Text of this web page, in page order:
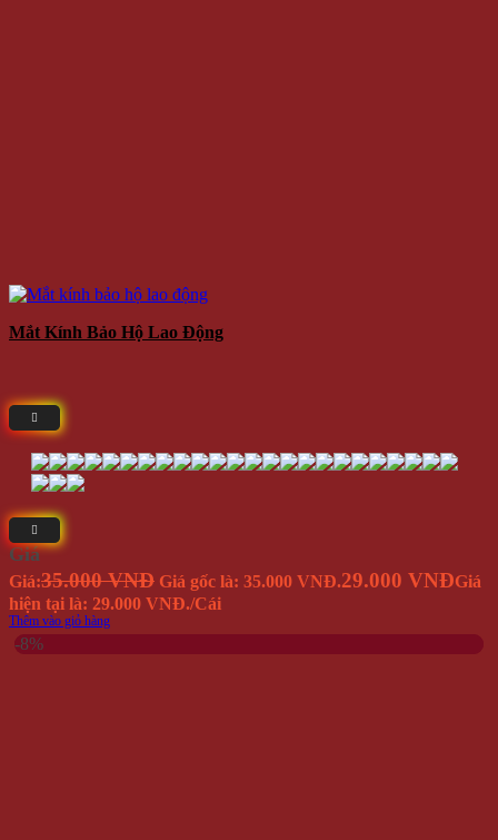
Mắt Kính Bảo Hộ Lao Động
Giá
Giá:35.000 VNĐ Giá gốc là: 35.000 VNĐ.29.000 VNĐGiá
hiện tại là: 29.000 VNĐ./Cái
Thêm vào giỏ hàng
-8%